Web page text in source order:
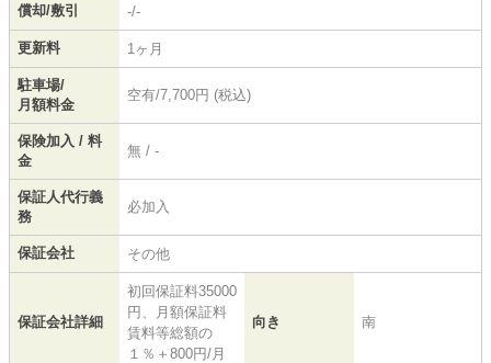
償却/敷引 -/-
更新料 1ヶ月
駐車場/
月額料金
空有/7,700円 (税込)
保険加入 / 料
金
無 / -
保証人代行義
務
必加入
保証会社 その他
保証会社詳細
初回保証料35000
円、月額保証料
賃料等総額の
１％＋800円/月
向き 南